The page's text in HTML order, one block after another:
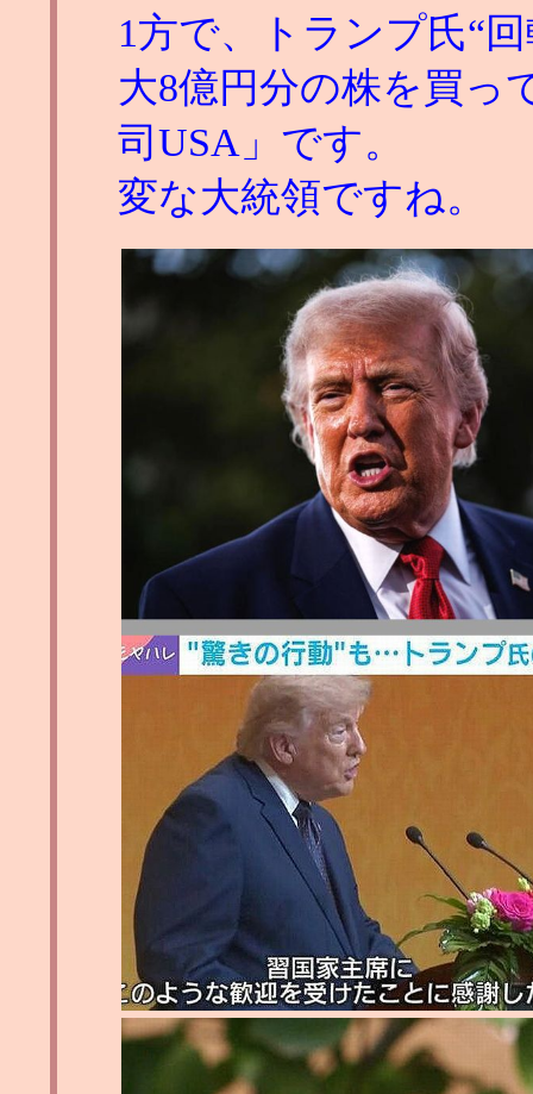
1方で、トランプ氏“
大8億円分の株を買っ
司USA」です。
変な大統領ですね。